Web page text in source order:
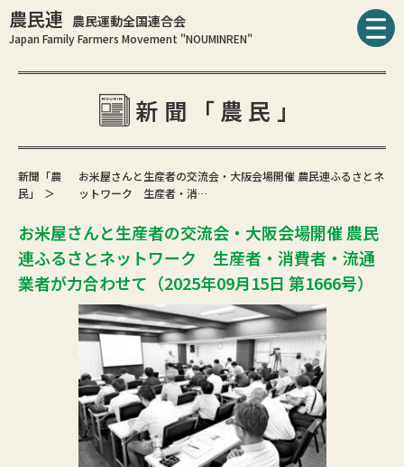
農民連 農民運動全国連合会
Japan Family Farmers Movement "NOUMINREN"
新聞「農民」
新聞「農
民」
お米屋さんと生産者の交流会・大阪会場開催 農民連ふるさとネ
ットワーク 生産者・消…
お米屋さんと生産者の交流会・大阪会場開催 農民
連ふるさとネットワーク 生産者・消費者・流通
業者が力合わせて（2025年09月15日 第1666号）